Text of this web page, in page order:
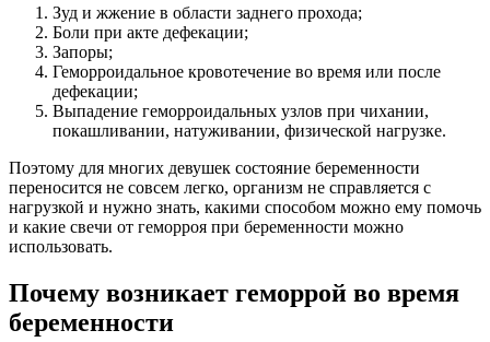
Зуд и жжение в области заднего прохода;
Боли при акте дефекации;
Запоры;
Геморроидальное кровотечение во время или после
дефекации;
Выпадение геморроидальных узлов при чихании,
покашливании, натуживании, физической нагрузке.
Поэтому для многих девушек состояние беременности
переносится не совсем легко, организм не справляется с
нагрузкой и нужно знать, какими способом можно ему помочь
и какие свечи от геморроя при беременности можно
использовать.
Почему возникает геморрой во время
беременности